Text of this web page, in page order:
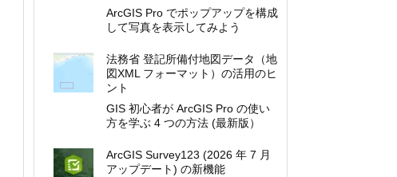
ArcGIS Pro でポップアップを構成
して写真を表示してみよう
法務省 登記所備付地図データ（地
図XML フォーマット）の活用のヒ
ント
GIS 初心者が ArcGIS Pro の使い
方を学ぶ 4 つの方法 (最新版）
ArcGIS Survey123 (2026 年 7 月
アップデート) の新機能